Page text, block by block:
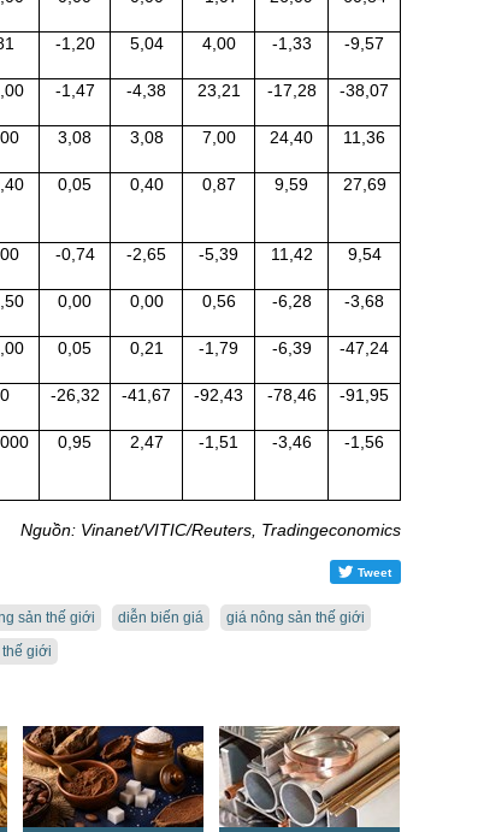
-1,20 5,04 4,00 -1,33 -9,57
-1,47 -4,38 23,21 -17,28 -38,07
3,08 3,08 7,00 24,40 11,36
0,05 0,40 0,87 9,59 27,69
-0,74 -2,65 -5,39 11,42 9,54
0,00 0,00 0,56 -6,28 -3,68
0,05 0,21 -1,79 -6,39 -47,24
-26,32 -41,67 -92,43 -78,46 -91,95
0,95 2,47 -1,51 -3,46 -1,56
Nguồn: Vinanet/VITIC/Reuters, Tradingeconomics
Tweet
sản thế giới diễn biến giá
giá nông sản thế giới
giới